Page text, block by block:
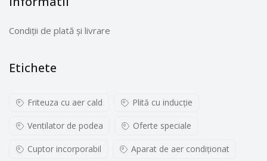
Condiții de plată și livrare
Etichete
Friteuza cu aer cald Plită cu inducţie
Ventilator de podea Oferte speciale
Cuptor incorporabil Aparat de aer condiționat